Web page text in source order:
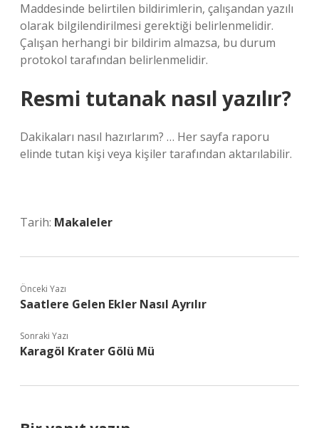
Maddesinde belirtilen bildirimlerin, çalışandan yazılı
olarak bilgilendirilmesi gerektiği belirlenmelidir.
Çalışan herhangi bir bildirim almazsa, bu durum
protokol tarafından belirlenmelidir.
Resmi tutanak nasıl yazılır?
Dakikaları nasıl hazırlarım? … Her sayfa raporu
elinde tutan kişi veya kişiler tarafından aktarılabilir.
Tarih: Makaleler
Önceki Yazı
Saatlere Gelen Ekler Nasıl Ayrılır
Sonraki Yazı
Karagöl Krater Gölü Mü